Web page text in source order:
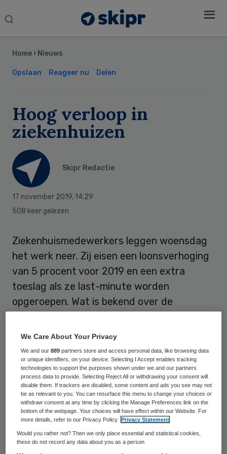
Search
Home › Nieuws
Opslaan Reageer nu Delen
Hoog verloop in
ziekenhuizen
Skipr Redactie
17 november 2019, 14:29
508 keer gelezen
Ziekenhuismedewerkers leggen woensdag
het werk neer. Zij eisen een loonsverhoging
van 5 procent voor 2019 en een extra
toeslag als ze last-minute worden
opgeroepen. Wat is bekend over de
Hierbij een overzicht van de cijfers.
De vakbonden willen ook dat ziekenhuizen
meer doen om personeel aan te trekken en
te behouden. Het verloop van
ziekenhuispersoneel schommelde vanaf
2014 rond de 10 procent en schoot in 2018
omhoog tot 13 procent, blijkt uit een
rapport van marktonderzoekers van EY. Ook
Sidebar
We Care About Your Privacy
We and our889 partners store and access personal data, like browsing data
or unique identifiers, on your device. Selecting I Accept enables tracking
technologies to support the purposes shown under we and our partners
process data to provide. Selecting Reject All or withdrawing your consent will
disable them. If trackers are disabled, some content and ads you see may not
be as relevant to you. You can resurface this menu to change your choices or
withdraw consent at any time by clicking the Manage Preferences link on the
bottom of the webpage. Your choices will have effect within our Website. For
more details, refer to our Privacy Policy.
Privacy Statement
Would you rather not? Then we only place essential and statistical cookies,
these do not record any data about you as a person